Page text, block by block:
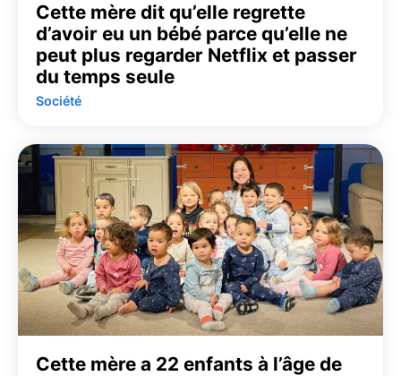
Cette mère dit qu’elle regrette
d’avoir eu un bébé parce qu’elle ne
peut plus regarder Netflix et passer
du temps seule
Société
Cette mère a 22 enfants à l’âge de